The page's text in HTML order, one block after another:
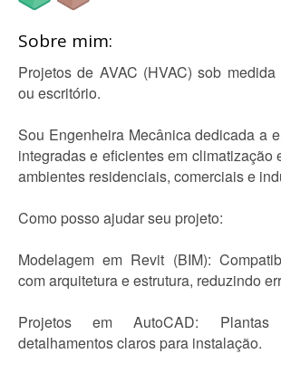
Sobre mim:
Projetos de AVAC (HVAC) sob
ou escritório.
Sou Engenheira Mecânica dedicada a
integradas e eficientes em climatização
ambientes residenciais, comerciais e
Como posso ajudar seu projeto:
Modelagem em Revit (BIM):
com arquitetura e estrutura, reduzindo
Projetos em AutoCAD:
detalhamentos claros para instalação.